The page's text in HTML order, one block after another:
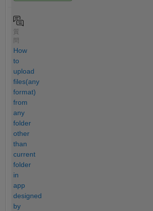
質
How
to
upload
files(any
format)
from
any
folder
other
than
current
folder
in
app
designed
by